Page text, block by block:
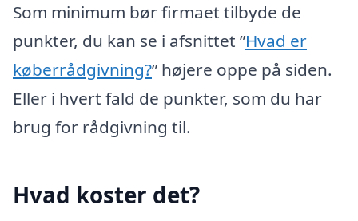
Som minimum bør firmaet tilbyde de
punkter, du kan se i afsnittet ”Hvad er
køberrådgivning?” højere oppe på siden.
Eller i hvert fald de punkter, som du har
brug for rådgivning til.
Hvad koster det?